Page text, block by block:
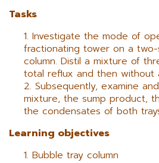
Tasks
Investigate the mode of
fractionating tower on a
column. Distil a mixture of
total reflux and then without
Subsequently, examine
mixture, the sump product,
the condensates of both
Learning objectives
Bubble tray column